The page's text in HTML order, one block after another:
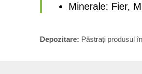
Minerale: Fier,
Depozitare: Păstrați produsul